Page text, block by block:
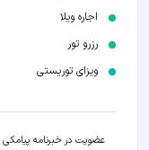
اجاره ویلا
رزرو تور
ویزای توریستی
عضویت در خبرنامه پیامکی